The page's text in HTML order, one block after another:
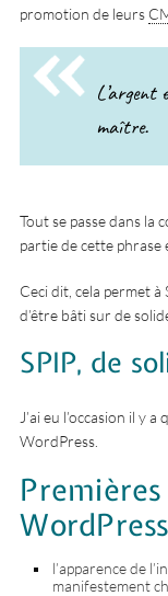
promotion de leurs
L’argent
maître.
Tout se passe dans la
partie de cette phrase
Ceci dit, cela permet à
d’être bâti sur de
SPIP, de
J’ai eu l’occasion il y
WordPress.
WordPress
l’apparence de
manifestement